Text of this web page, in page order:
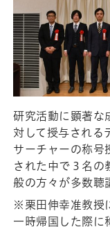
研究活動に顕著な
対して授与される
サーチャーの称号
された中で３名の
般の方々が多数聴
※栗田伸幸准教授
一時帰国した際に